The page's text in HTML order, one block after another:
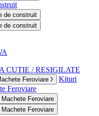
de construit
de construit
CUTIE / RESIGILATE
Feroviare
Kituri
Feroviare
Feroviare
Feroviare